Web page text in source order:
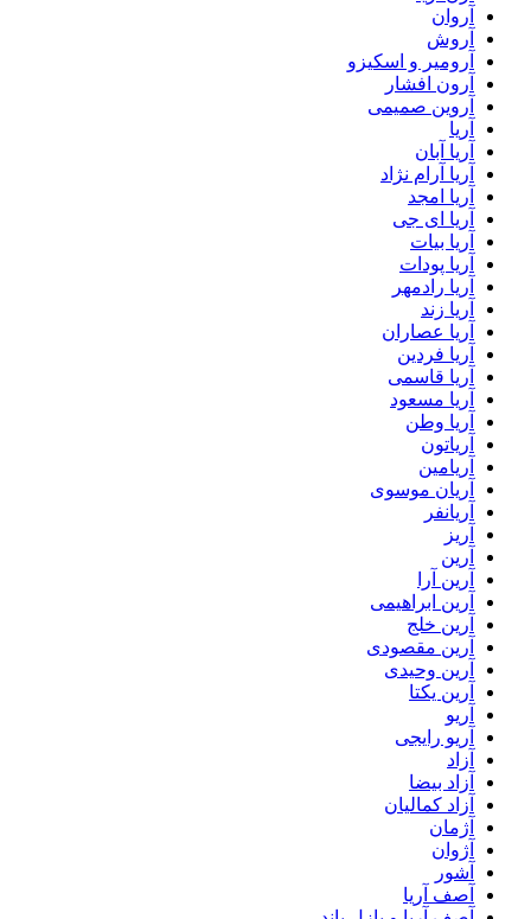
آروان
آروش
آرومیر و اسکیزو
آرون افشار
آروین صمیمی
آریا
آریا آبان
آریا آرام نژاد
آریا امجد
آریا ای جی
آریا بیات
آریا پودات
آریا رادمهر
آریا زند
آریا عصاران
آریا فردین
آریا قاسمی
آریا مسعود
آریا وطن
آریاتون
آریامین
آریان موسوی
آریانفر
آریز
آرین
آرین آرا
آرین ابراهیمی
آرین خلج
آرین مقصودی
آرین وحیدی
آرین یکتا
آریو
آریو رایجی
آزاد
آزاد بیضا
آزاد کمالیان
آژمان
آژوان
آشور
آصف آریا